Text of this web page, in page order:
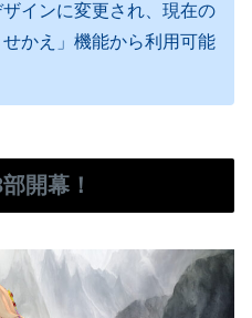
インに変更され、現在の
かえ」機能から利用可能
開幕！